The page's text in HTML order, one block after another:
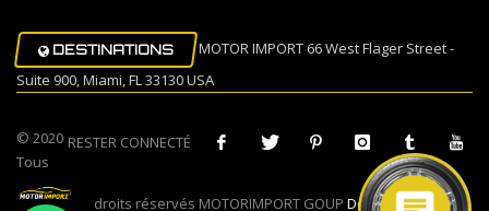
DESTINATIONS
MOTOR IMPORT 66 West Flager Street -
Suite 900, Miami, FL 33130 USA
RESTER CONNECTÉ
© 2020
Tous
droits réservés MOTORIMPORT GOUP Design Muovi